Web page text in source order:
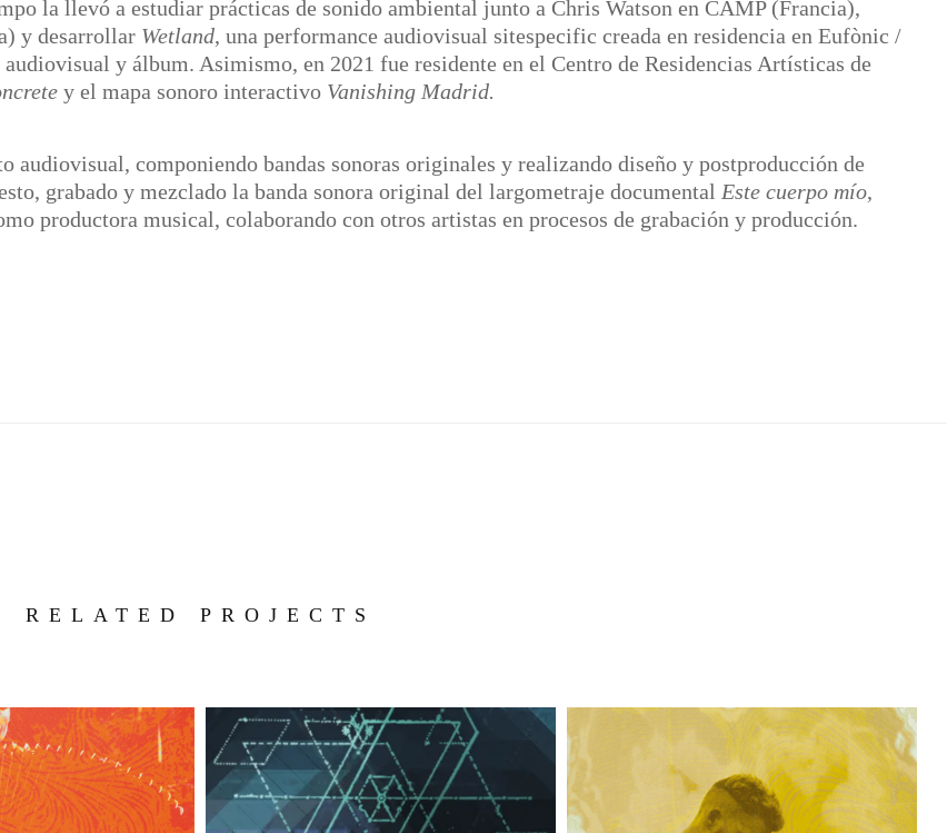
la llevó a estudiar prácticas de sonido ambiental junto a Chris Watson en CAMP (Francia),
y desarrollar Wetland, una performance audiovisual sitespecific creada en residencia en Eufònic /
y álbum. Asimismo, en 2021 fue residente en el Centro de Residencias Artísticas de
y el mapa sonoro interactivo Vanishing Madrid.
audiovisual, componiendo bandas sonoras originales y realizando diseño y postproducción de
grabado y mezclado la banda sonora original del largometraje documental Este cuerpo mío,
productora musical, colaborando con otros artistas en procesos de grabación y producción.
RELATED PROJECTS